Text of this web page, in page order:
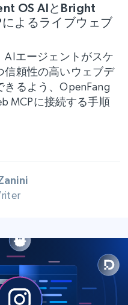
OS AIとBright
よるライブウェブ
AIエージェントがスケ
信頼性の高いウェブデ
きるよう、OpenFang
MCPに接続する手順